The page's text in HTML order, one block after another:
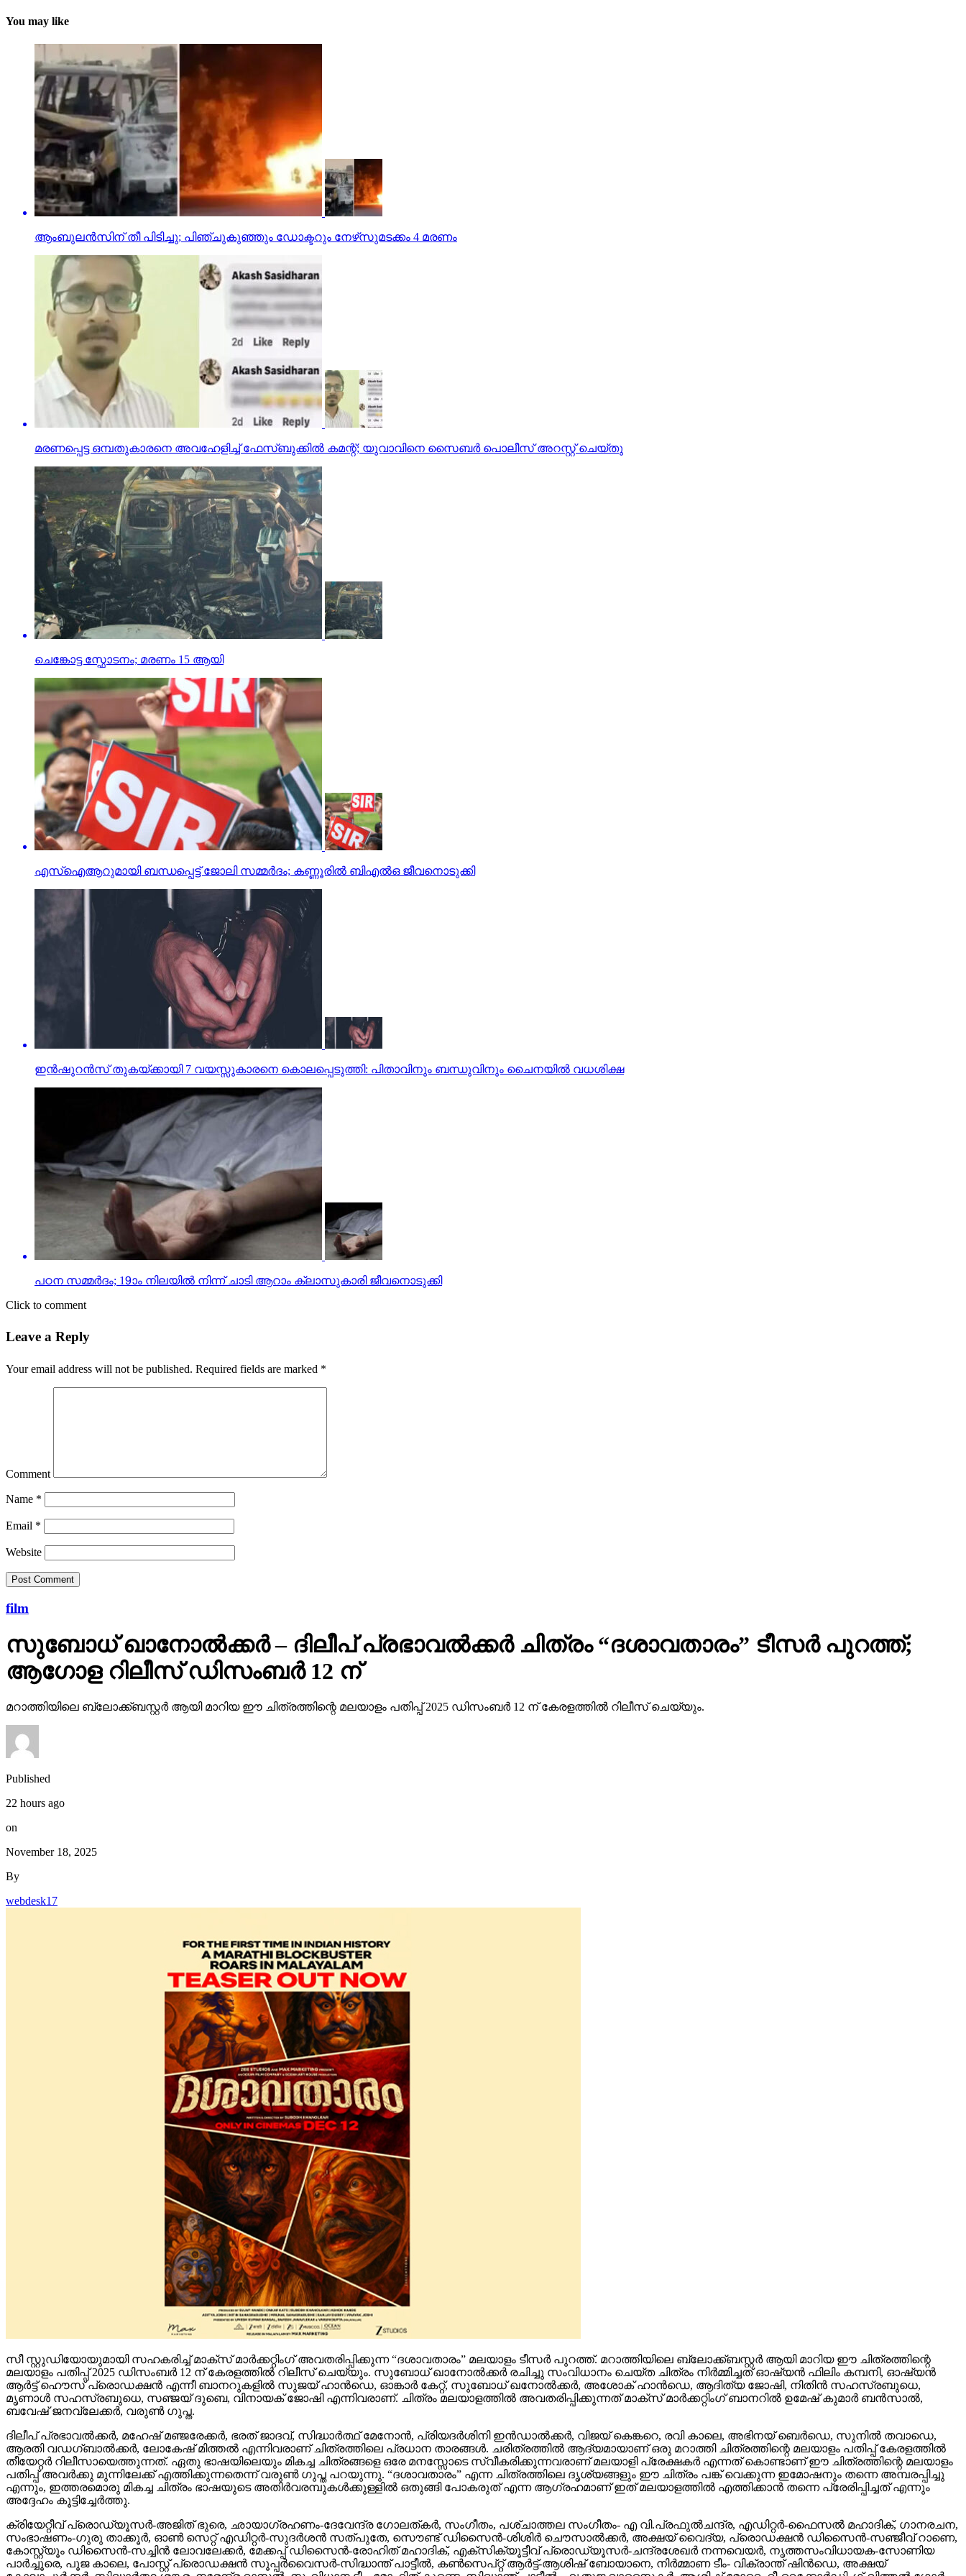
You may like
ആംബുലന്‍സിന് തീ പിടിച്ചു; പിഞ്ചുകുഞ്ഞും ഡോക്ടറും നേഴ്‌സുമടക്കം 4 മരണം
മരണപ്പെട്ട ഒമ്പതുകാരനെ അവഹേളിച്ച് ഫേസ്ബുക്കില്‍ കമന്റ്; യുവാവിനെ സൈബര്‍ പൊലീസ് അറസ്റ്റ് ചെയ്തു
ചെങ്കോട്ട സ്ഫോടനം; മരണം 15 ആയി
എസ്ഐആറുമായി ബന്ധപ്പെട്ട് ജോലി സമ്മര്‍ദം; കണ്ണൂരില്‍ ബിഎല്‍ഒ ജീവനൊടുക്കി
ഇന്‍ഷുറന്‍സ് തുകയ്ക്കായി 7 വയസ്സുകാരനെ കൊലപ്പെടുത്തി: പിതാവിനും ബന്ധുവിനും ചൈനയില്‍ വധശിക്ഷ
പഠന സമ്മര്‍ദം; 19ാം നിലയില്‍ നിന്ന് ചാടി ആറാം ക്ലാസുകാരി ജീവനൊടുക്കി
Click to comment
Leave a Reply
Your email address will not be published. Required fields are marked *
Comment
Name *
Email *
Website
film
സുബോധ് ഖാനോൽക്കർ – ദിലീപ് പ്രഭാവൽക്കർ ചിത്രം “ദശാവതാരം” ടീസർ പുറത്ത്;
ആഗോള റിലീസ് ഡിസംബർ 12 ന്
മറാത്തിയിലെ ബ്ലോക്ക്ബസ്റ്റർ ആയി മാറിയ ഈ ചിത്രത്തിന്റെ മലയാളം പതിപ്പ് 2025 ഡിസംബർ 12 ന് കേരളത്തിൽ റിലീസ് ചെയ്യും.
Published
22 hours ago
on
November 18, 2025
By
webdesk17
സീ സ്റ്റുഡിയോയുമായി സഹകരിച്ച് മാക്സ് മാർക്കറ്റിംഗ് അവതരിപ്പിക്കുന്ന “ദശാവതാരം” മലയാളം ടീസർ പുറത്ത്. മറാത്തിയിലെ ബ്ലോക്ക്ബസ്റ്റർ ആയി മാറിയ ഈ ചിത്രത്തിന്റെ
മലയാളം പതിപ്പ് 2025 ഡിസംബർ 12 ന് കേരളത്തിൽ റിലീസ് ചെയ്യും. സുബോധ് ഖാനോൽക്കർ രചിച്ചു സംവിധാനം ചെയ്ത ചിത്രം നിർമ്മിച്ചത് ഓഷ്യൻ ഫിലിം കമ്പനി, ഓഷ്യൻ
ആർട്ട് ഹൌസ് പ്രൊഡക്ഷൻ എന്നീ ബാനറുകളിൽ സുജയ് ഹാൻഡെ, ഓങ്കാർ കേറ്റ്, സുബോധ് ഖനോൽക്കർ, അശോക് ഹാൻഡെ, ആദിത്യ ജോഷി, നിതിൻ സഹസ്രബുധെ,
മൃണാൾ സഹസ്രബുധെ, സഞ്ജയ് ദുബെ, വിനായക് ജോഷി എന്നിവരാണ്. ചിത്രം മലയാളത്തിൽ അവതരിപ്പിക്കുന്നത് മാക്സ് മാർക്കറ്റിംഗ് ബാനറിൽ ഉമേഷ് കുമാർ ബൻസാൽ,
ബവേഷ് ജനവ്ലേക്കർ, വരുൺ ഗുപ്ത.
ദിലീപ് പ്രഭാവൽക്കർ, മഹേഷ് മഞ്ജരേക്കർ, ഭരത് ജാദവ്, സിദ്ധാർത്ഥ് മേനോൻ, പ്രിയദർശിനി ഇൻഡാൽക്കർ, വിജയ് കെങ്കറെ, രവി കാലെ, അഭിനയ് ബെർഡെ, സുനിൽ തവാഡെ,
ആരതി വഡഗ്ബാൽക്കർ, ലോകേഷ് മിത്തൽ എന്നിവരാണ് ചിത്രത്തിലെ പ്രധാന താരങ്ങൾ. ചരിത്രത്തിൽ ആദ്യമായാണ് ഒരു മറാത്തി ചിത്രത്തിന്റെ മലയാളം പതിപ്പ് കേരളത്തിൽ
തീയേറ്റർ റിലീസായെത്തുന്നത്. ഏതു ഭാഷയിലെയും മികച്ച ചിത്രങ്ങളെ ഒരേ മനസ്സോടെ സ്വീകരിക്കുന്നവരാണ് മലയാളി പ്രേക്ഷകർ എന്നത് കൊണ്ടാണ് ഈ ചിത്രത്തിന്റെ മലയാളം
പതിപ്പ് അവർക്കു മുന്നിലേക്ക് എത്തിക്കുന്നതെന്ന് വരുൺ ഗുപ്ത പറയുന്നു. “ദശാവതാരം” എന്ന ചിത്രത്തിലെ ദൃശ്യങ്ങളും ഈ ചിത്രം പങ്ക് വെക്കുന്ന ഇമോഷനും തന്നെ അമ്പരപ്പിച്ചു
എന്നും, ഇത്തരമൊരു മികച്ച ചിത്രം ഭാഷയുടെ അതിർവരമ്പുകൾക്കുള്ളിൽ ഒതുങ്ങി പോകരുത് എന്ന ആഗ്രഹമാണ് ഇത് മലയാളത്തിൽ എത്തിക്കാൻ തന്നെ പ്രേരിപ്പിച്ചത് എന്നും
അദ്ദേഹം കൂട്ടിച്ചേർത്തു.
ക്രിയേറ്റീവ് പ്രൊഡ്യൂസർ-അജിത് ഭുരെ, ഛായാഗ്രഹണം-ദേവേന്ദ്ര ഗോലത്കർ, സംഗീതം, പശ്‌ചാത്തല സംഗീതം- എ വി.പ്രഫുൽചന്ദ്ര, എഡിറ്റർ-ഫൈസൽ മഹാദിക്, ഗാനരചന,
സംഭാഷണം-ഗുരു താക്കൂർ, ഓൺ സെറ്റ് എഡിറ്റർ-സുദർശൻ സത്പുതേ, സൌണ്ട് ഡിസൈൻ-ശിശിർ ചൌസാൽക്കർ, അക്ഷയ് വൈദ്യ, പ്രൊഡക്ഷൻ ഡിസൈൻ-സഞ്ജീവ് റാണെ,
കോസ്റ്റ്യൂം ഡിസൈൻ-സച്ചിൻ ലോവലേക്കർ, മേക്കപ്പ് ഡിസൈൻ-രോഹിത് മഹാദിക്, എക്സിക്യൂട്ടീവ് പ്രൊഡ്യൂസർ-ചന്ദ്രശേഖർ നന്നവെയർ, നൃത്തസംവിധായക-സോണിയ
പാർച്ചൂരെ, പൂജ കാലെ, പോസ്റ്റ് പ്രൊഡക്ഷൻ സൂപ്പർവൈസർ-സിദ്ധാന്ത് പാട്ടീൽ, കൺസെപ്റ്റ് ആർട്ട്-ആശിഷ് ബോയാനെ, നിർമ്മാണ ടീം- വിക്രാന്ത് ഷിൻഡെ, അക്ഷയ്